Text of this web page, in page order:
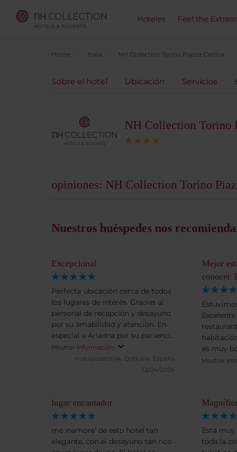
Hoteles Feel the
Home Italia NH Collection Torino Piazza Carlina
Sobre el hotel Ubicación Servicios
NH Collection Torino
opiniones: NH Collection Torino
Nuestros huéspedes nos
Está
toda la
Excepcional
Perfecta ubicación cerca de todos
los lugares de interés. Gracias al
personal de recepción y desayuno
por su amabilidad y atención. En
especial a Ariadna por su paciencia
y sus capuchinos tan deliciosos.
Mostrar información
mariajosecm14. Orihuela, España
22/04/2024
Mejor
conocer
es muy
son
pues no
una
sitios
del hotel.
Mostrar
lugar encantador
me inamore’ de esto hotel tan
elegante, con el desayuno tan rico